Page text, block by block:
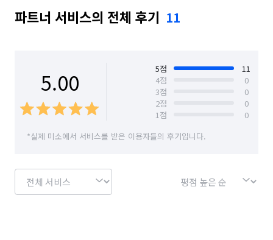
파트너 서비스의 전체 후기 11
5.00 5점
11
4점
0
3점
0
2점
0
1점
0
*실제 미소에서 서비스를 받은 이용자들의 후기입니다.